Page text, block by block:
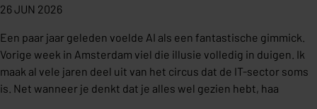
26 JUN 2026
Een paar jaar geleden voelde AI als een fantastische gimmick.
Vorige week in Amsterdam viel die illusie volledig in duigen. Ik
maak al vele jaren deel uit van het circus dat de IT-sector soms
is. Net wanneer je denkt dat je alles wel gezien hebt, haa